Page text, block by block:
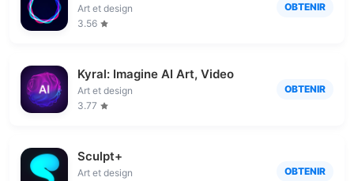
Art et design
3.56
OBTENIR
Kyral: Imagine AI Art, Video
Art et design
3.77
OBTENIR
Sculpt+
Art et design
OBTENIR